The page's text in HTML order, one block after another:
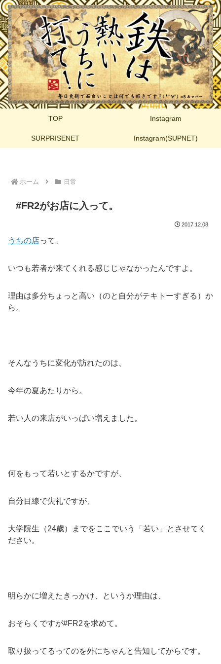
TOP Instagram
SURPRISENET Instagram(SUPNET)
ホーム 日常
#FR2がお店に入って。
2017.12.08
うちの店って、
いつも若者が来てくれる感じじゃなかったんですよ。
理由は多分ちょっと高い（のと自分がテキトーすぎる）か
ら。
そんなうちに変化が訪れたのは、
今年の夏あたりから。
若い人の来店がいっぱい増えました。
何をもって若いとするかですが、
自分目線で失礼ですが、
大学院生（24歳）までをここでいう「若い」とさせてく
ださい。
明らかに増えたきっかけ、というか理由は、
おそらくですが#FR2を求めて。
取り扱ってるってのを外にちゃんと告知してからです。